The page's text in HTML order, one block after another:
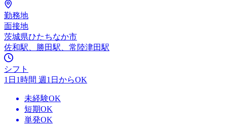
勤務地
面接地
茨城県ひたちなか市
佐和駅、勝田駅、常陸津田駅
シフト
1日1時間 週1日からOK
未経験OK
短期OK
単発OK